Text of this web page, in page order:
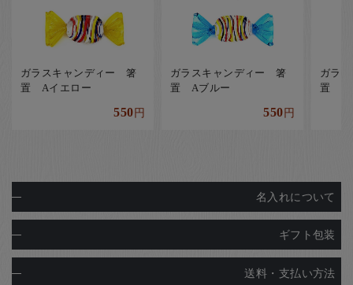
ガラスキャンディー 箸
置 Aイエロー
550円
ガラスキャンディー 箸
置 Aブルー
550円
ガラ
置 Q
名入れについて
ギフト包装
送料・支払い方法